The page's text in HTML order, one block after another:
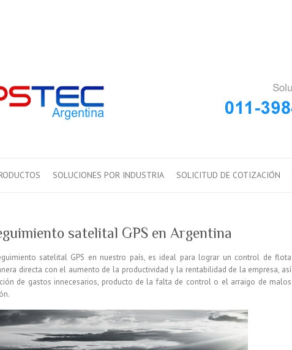
SOLUCIONES POR INDUSTRIA SOLICITUD DE COTIZACIÓN
satelital GPS en Argentina
satelital GPS en nuestro país, es ideal para lograr un control de flota
directa con el aumento de la productividad y la rentabilidad de la empresa, así
de gastos innecesarios, producto de la falta de control o el arraigo de malos